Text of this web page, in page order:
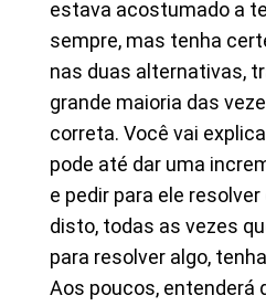
estava acostumado a
sempre, mas tenha
nas duas alternativas,
grande maioria das
correta. Você vai
pode até dar uma
e pedir para ele
disto, todas as vezes
para resolver algo,
Aos poucos, entenderá